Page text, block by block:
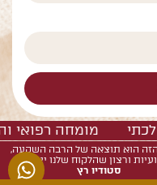
הוא תוצאה של הרבה השקעה,
ורצון שהלקוח שלנו יצליח,
סטודיו רץ